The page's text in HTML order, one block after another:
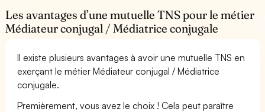
Les avantages d’une mutuelle TNS pour le métier
Médiateur conjugal / Médiatrice conjugale
Il existe plusieurs avantages à avoir une mutuelle TNS en
exerçant le métier Médiateur conjugal / Médiatrice
conjugale.
Premièrement, vous avez le choix ! Cela peut paraître